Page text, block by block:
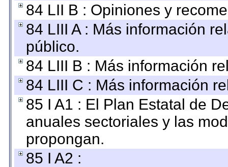
84 LII B : Opiniones y
84 LIII A : Más información
público.
84 LIII B : Más información
84 LIII C : Más información
85 I A1 : El Plan Estatal de
anuales sectoriales y las
propongan.
85 I A2 :